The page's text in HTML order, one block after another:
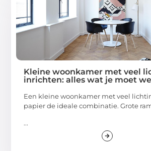
Kleine woonkamer met veel
inrichten: alles wat je moet
Een kleine woonkamer met veel
papier de ideale combinatie. Grote
...